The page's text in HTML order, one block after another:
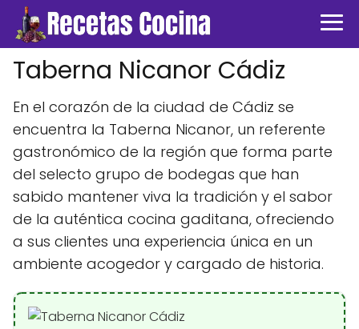
Taberna Nicanor Cádiz
En el corazón de la ciudad de Cádiz se
encuentra la Taberna Nicanor, un referente
gastronómico de la región que forma parte
del selecto grupo de bodegas que han
sabido mantener viva la tradición y el sabor
de la auténtica cocina gaditana, ofreciendo
a sus clientes una experiencia única en un
ambiente acogedor y cargado de historia.